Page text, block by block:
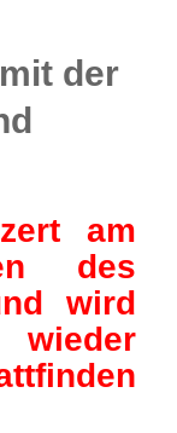
der
am
des
wird
wieder